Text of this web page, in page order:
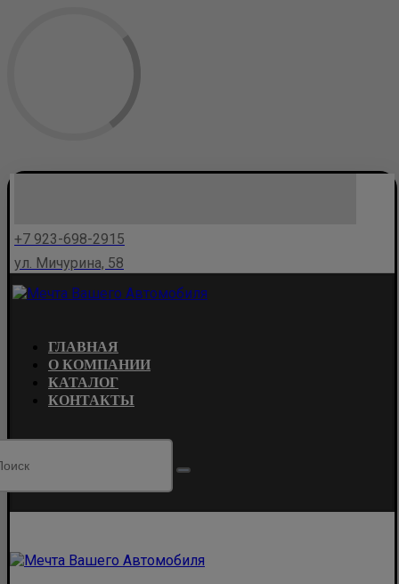
+7 923-698-2915
ул. Мичурина, 58
ГЛАВНАЯ
О КОМПАНИИ
КАТАЛОГ
КОНТАКТЫ